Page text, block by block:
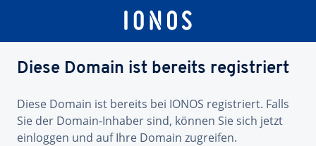
Diese Domain ist bereits registriert
Diese Domain ist bereits bei IONOS registriert. Falls
Sie der Domain-Inhaber sind, können Sie sich jetzt
einloggen und auf Ihre Domain zugreifen.